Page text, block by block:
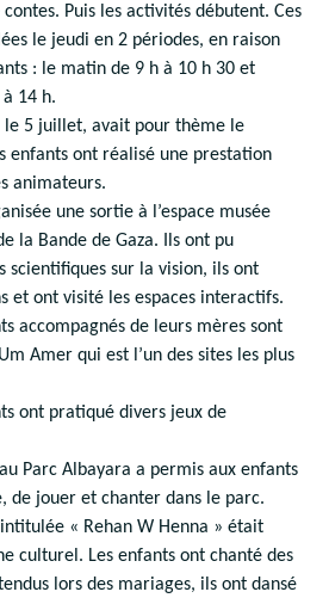
Puis les activités débutent. Ces
le jeudi en 2 périodes, en raison
: le matin de 9 h à 10 h 30 et
à 14 h.
le 5 juillet, avait pour thème le
enfants ont réalisé une prestation
animateurs.
une sortie à l’espace musée
la Bande de Gaza. Ils ont pu
scientifiques sur la vision, ils ont
et ont visité les espaces interactifs.
accompagnés de leurs mères sont
Amer qui est l’un des sites les plus
ont pratiqué divers jeux de
Parc Albayara a permis aux enfants
de jouer et chanter dans le parc.
« Rehan W Henna » était
culturel. Les enfants ont chanté des
lors des mariages, ils ont dansé